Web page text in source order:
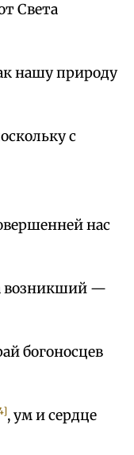
Света
нашу природу
с
нас
возникший —
богоносцев
, ум и сердце